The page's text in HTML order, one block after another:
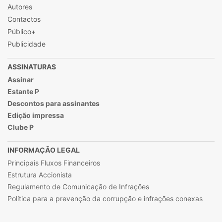
Autores
Contactos
Público+
Publicidade
ASSINATURAS
Assinar
Estante P
Descontos para assinantes
Edição impressa
Clube P
INFORMAÇÃO LEGAL
Principais Fluxos Financeiros
Estrutura Accionista
Regulamento de Comunicação de Infrações
Política para a prevenção da corrupção e infrações conexas